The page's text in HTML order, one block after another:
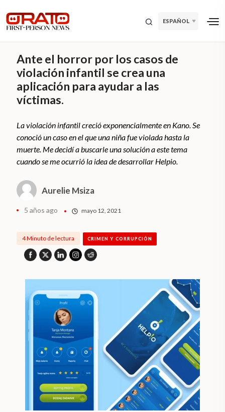
ESPAÑOL
Ante el horror por los casos de
violación infantil se crea una
aplicación para ayudar a las
víctimas.
La violación infantil creció exponencialmente en Kano. Se
conoció un caso en el que una niña fue violada hasta la
muerte. Me decidí a buscarle una solución a este tema
cuando se me ocurrió la idea de desarrollar Helpio.
Aurelie Msiza
5 años ago mayo 12, 2021
4 Minuto de lectura CRIMEN Y CORRUPCIÓN